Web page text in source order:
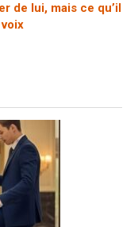
de lui, mais ce qu’il